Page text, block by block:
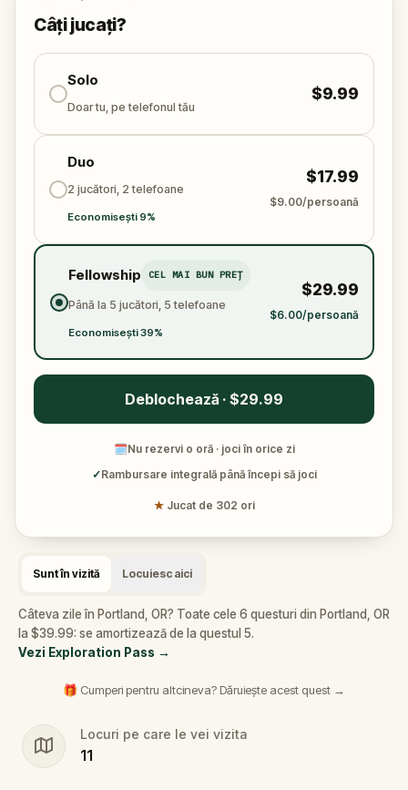
Câți jucați?
Solo
Doar tu, pe telefonul tău
$9.99
Duo
2 jucători, 2 telefoane
Economisești 9%
$17.99
$9.00/persoană
Fellowship CEL MAI BUN PREȚ
Până la 5 jucători, 5 telefoane
Economisești 39%
$29.99
$6.00/persoană
Deblochează · $29.99
🗓Nu rezervi o oră · joci în orice zi
✓Rambursare integrală până începi să joci
★ Jucat de 302 ori
Sunt în vizită Locuiesc aici
Câteva zile în Portland, OR? Toate cele 6 questuri din Portland, OR
la $39.99: se amortizează de la questul 5.
Vezi Exploration Pass →
🎁 Cumperi pentru altcineva? Dăruiește acest quest →
Locuri pe care le vei vizita
11